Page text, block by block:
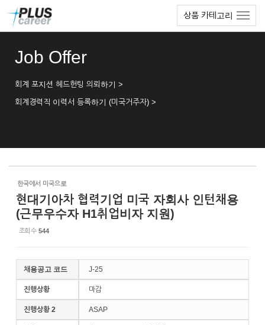
상품 카테고리
Job Offer
회계 포지션 헤드헌팅 의뢰하기 >
회계경력직 이력서 등록하기 (미국거주자) >
한국에서 미국으로
현대기아차 협력기업 미국 자회사 인턴채용
(근무우수자 H1취업비자 지원)
조회 수 544
채용공고 코드 J-25
진행상황 마감
진행상황 2 ASAP